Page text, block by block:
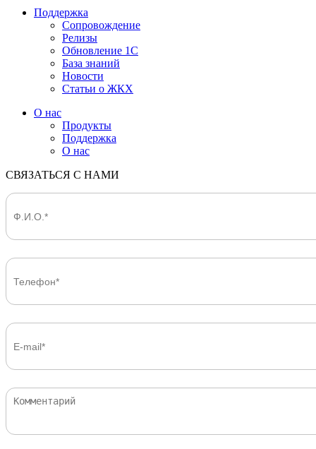
Поддержка
Сопровождение
Релизы
Обновление 1С
База знаний
Новости
Статьи о ЖКХ
О нас
Продукты
Поддержка
О нас
СВЯЗАТЬСЯ С НАМИ